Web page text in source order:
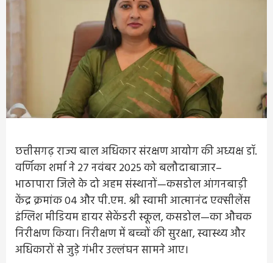
छत्तीसगढ़ राज्य बाल अधिकार संरक्षण आयोग की अध्यक्ष डॉ.
वर्णिका शर्मा ने 27 नवंबर 2025 को बलौदाबाजार–
भाठापारा जिले के दो अहम संस्थानों—कसडोल आंगनबाड़ी
केंद्र क्रमांक 04 और पी.एम. श्री स्वामी आत्मानंद एक्सीलेंस
इंग्लिश मीडियम हायर सेकेंडरी स्कूल, कसडोल—का औचक
निरीक्षण किया। निरीक्षण में बच्चों की सुरक्षा, स्वास्थ्य और
अधिकारों से जुड़े गंभीर उल्लंघन सामने आए।